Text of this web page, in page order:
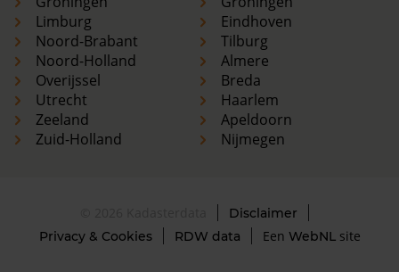
Limburg
Noord-Brabant
Noord-Holland
Overijssel
Utrecht
Zeeland
Zuid-Holland
Eindhoven
Tilburg
Almere
Breda
Haarlem
Apeldoorn
Nijmegen
Disclaimer
Privacy & Cookies
RDW data Een WebNLsite